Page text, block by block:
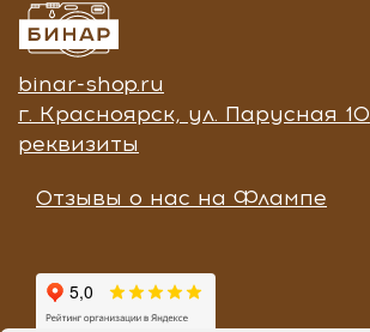
binar-shop.ru
г. Красноярск, ул. Парусная 10
реквизиты
Отзывы о нас на Флампе